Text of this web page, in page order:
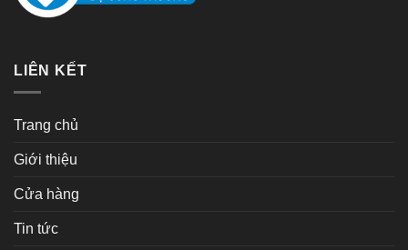
LIÊN KẾT
Trang chủ
Giới thiệu
Cửa hàng
Tin tức